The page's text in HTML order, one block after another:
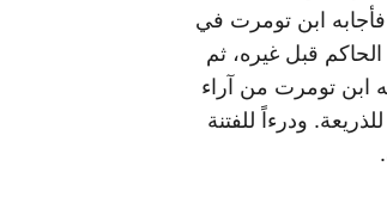
ابن تومرت في
قبل غيره، ثم
ابن تومرت من آراء
ودرءاً للفتنة